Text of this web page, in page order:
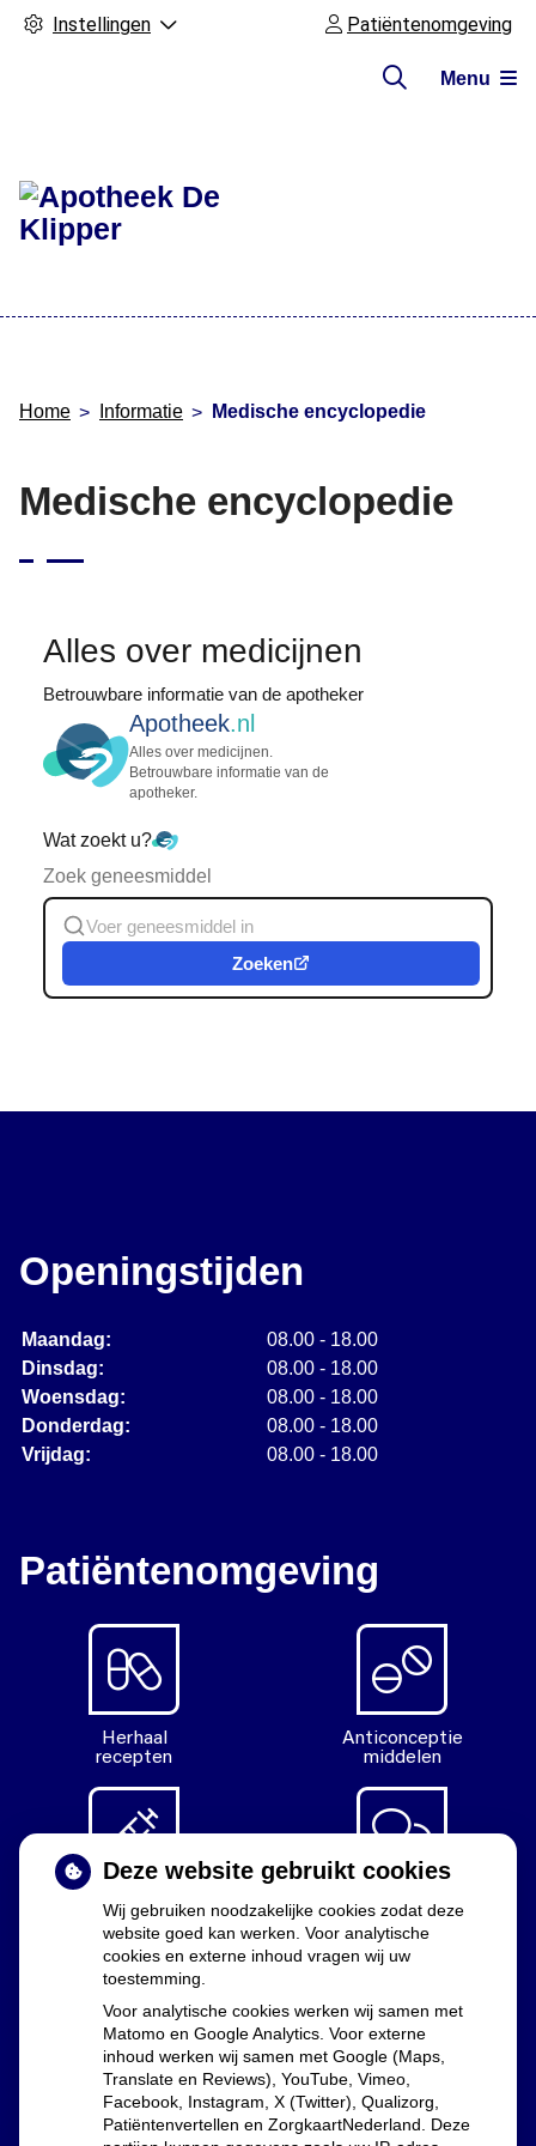
Instellingen Patiëntenomgeving
Menu
Home Informatie Medische encyclopedie
Medische encyclopedie
Alles over medicijnen
Betrouwbare informatie van de apotheker
Apotheek.nl
Alles over medicijnen.
Betrouwbare informatie van de
apotheker.
Wat zoekt u?
Zoek geneesmiddel
Zoeken
Openingstijden
Maandag:
08.00 - 18.00
Dinsdag:
08.00 - 18.00
Woensdag:
08.00 - 18.00
Donderdag:
08.00 - 18.00
Vrijdag:
08.00 - 18.00
Patiëntenomgeving
Herhaal
recepten
Anticonceptie
middelen
Diabetes
middelen
Vragen
stellen
Uw apothekers
Lia Dekker, Marijn Westphal en Floor Groenewald
Deze website gebruikt cookies
Wij gebruiken noodzakelijke cookies zodat deze
website goed kan werken. Voor analytische
cookies en externe inhoud vragen wij uw
toestemming.
Voor analytische cookies werken wij samen met
Matomo en Google Analytics. Voor externe
inhoud werken wij samen met Google (Maps,
Translate en Reviews), YouTube, Vimeo,
Facebook, Instagram, X (Twitter), Qualizorg,
Patiëntenvertellen en ZorgkaartNederland. Deze